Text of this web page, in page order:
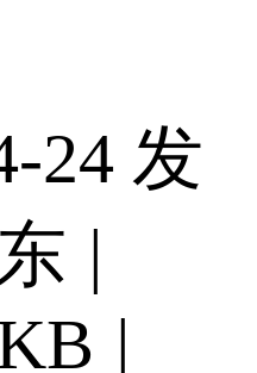
24 发
|
|